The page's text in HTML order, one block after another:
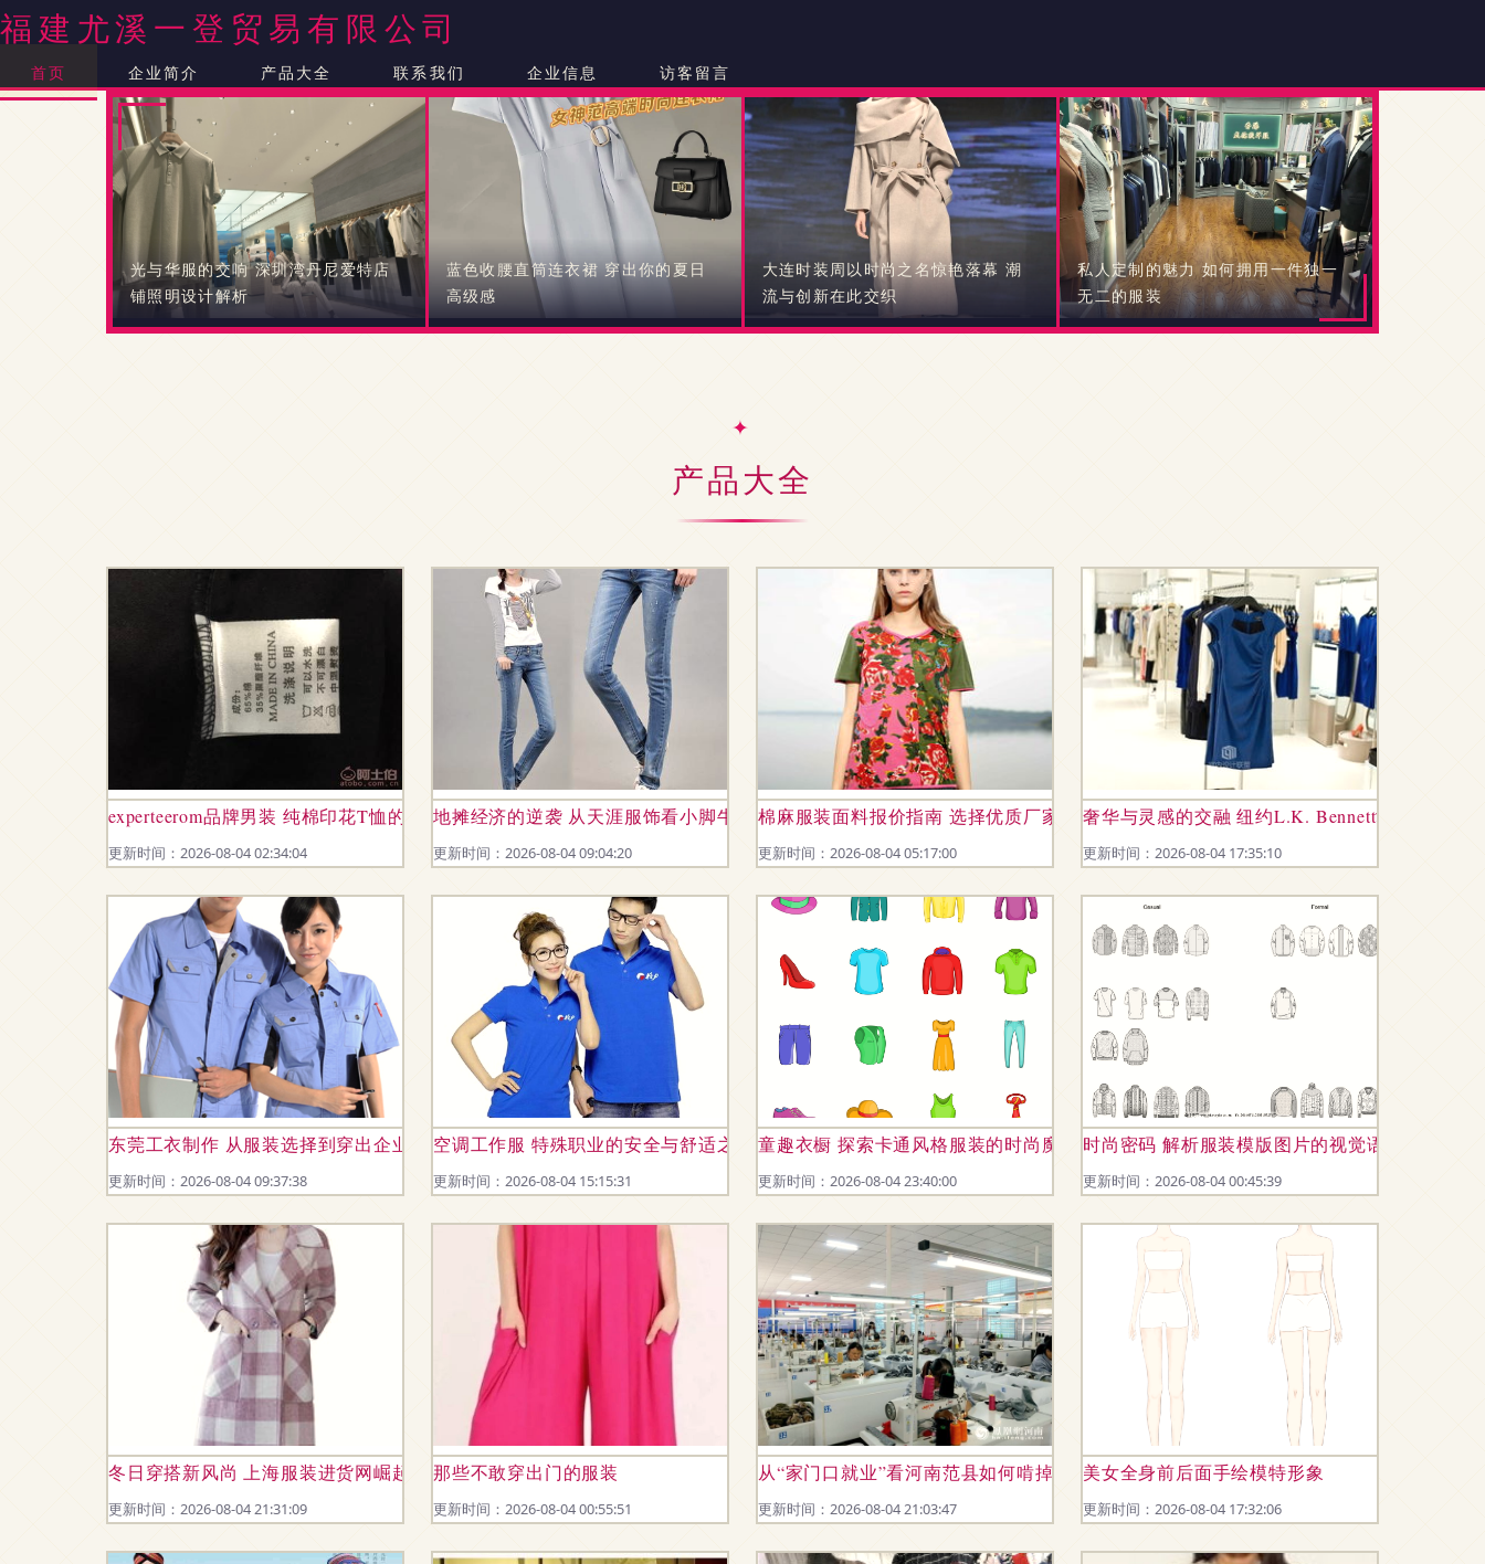
福建尤溪一登贸易有限公司
首页 企业简介 产品大全 联系我们 企业信息 访客留言
光与华服的交响 深圳湾丹尼爱特店
铺照明设计解析
蓝色收腰直筒连衣裙 穿出你的夏日
高级感
大连时装周以时尚之名惊艳落幕 潮
流与创新在此交织
私人定制的魅力 如何拥用一件独一
无二的服装
产品大全
experteerom品牌男装 纯棉印花T恤的简约美学与灵活供应
更新时间：2026-08-04 02:34:04
地摊经济的逆袭 从天涯服饰看小脚牛仔裤的平民时尚
更新时间：2026-08-04 09:04:20
棉麻服装面料报价指南 选择优质厂家，提升服装价值
更新时间：2026-08-04 05:17:00
奢华与灵感的交融 纽约L.K. Bennett女装精品店
更新时间：2026-08-04 17:35:10
东莞工衣制作 从服装选择到穿出企业文化
更新时间：2026-08-04 09:37:38
空调工作服 特殊职业的安全与舒适之选
更新时间：2026-08-04 15:15:31
童趣衣橱 探索卡通风格服装的时尚魔力
更新时间：2026-08-04 23:40:00
时尚密码 解析服装模版图片的视觉语言
更新时间：2026-08-04 00:45:39
冬日穿搭新风尚 上海服装进货网崛起的“羊毛呢”外套选购指南
更新时间：2026-08-04 21:31:09
那些不敢穿出门的服装
更新时间：2026-08-04 00:55:51
从“家门口就业”看河南范县如何啃掉脱贫“硬骨头”——喜迎十九大 网聚河南扶贫新变化
更新时间：2026-08-04 21:03:47
美女全身前后面手绘模特形象
更新时间：2026-08-04 17:32:06